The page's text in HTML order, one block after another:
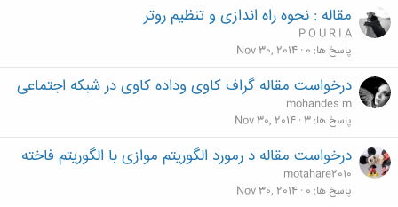
مقاله : نحوه راه اندازی و تنظیم روتر
P O U R I A
پاسخ ها 0
Nov 30, 2014
درخواست مقاله گراف کاوی وداده کاوی در شبکه اجتماعی
mohandes m
پاسخ ها 3
Nov 30, 2014
درخواست مقاله د رمورد الگوریتم موازی با الگوریتم فاخته
motahare2010
پاسخ ها 0
Nov 30, 2014